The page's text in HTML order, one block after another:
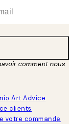
comment nous
Art Advice
clients
votre commande